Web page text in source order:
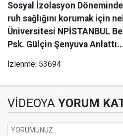
Sosyal İzolasyon
ruh sağlığını korumak için
Üniversitesi NPİSTANBUL
Psk. Gülçin Şenyuva
İzlenme: 53694
VİDEOYA YORUM